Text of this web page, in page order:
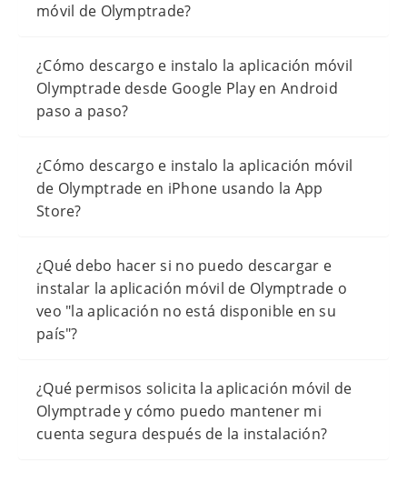
móvil de Olymptrade?
¿Cómo descargo e instalo la aplicación móvil
Olymptrade desde Google Play en Android
paso a paso?
¿Cómo descargo e instalo la aplicación móvil
de Olymptrade en iPhone usando la App
Store?
¿Qué debo hacer si no puedo descargar e
instalar la aplicación móvil de Olymptrade o
veo "la aplicación no está disponible en su
país"?
¿Qué permisos solicita la aplicación móvil de
Olymptrade y cómo puedo mantener mi
cuenta segura después de la instalación?